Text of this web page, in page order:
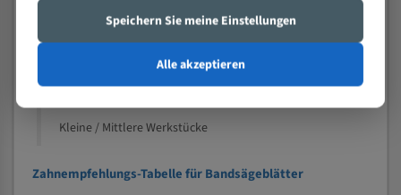
Nichteisenmetalle
Speziell entwickelt für Profile / Rohre
Kleine und mittlere Profile / Kleine Durchmesser
Kleine / Mittlere Werkstücke
Zahnempfehlungs-Tabelle für Bandsägeblätter
Speichern Sie meine Einstellungen
Alle akzeptieren